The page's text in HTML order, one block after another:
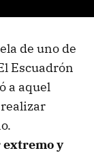
de uno de
Escuadrón
a aquel
y